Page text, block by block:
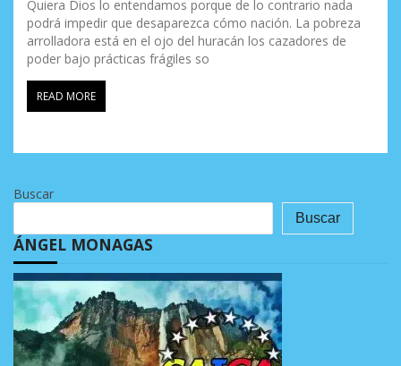
Quiera Dios lo entendamos porque de lo contrario nada
podrá impedir que desaparezca cómo nación. La pobreza
arrolladora está en el ojo del huracán los cazadores de
poder bajo prácticas frágiles so
READ MORE
Buscar
Buscar
ÁNGEL MONAGAS